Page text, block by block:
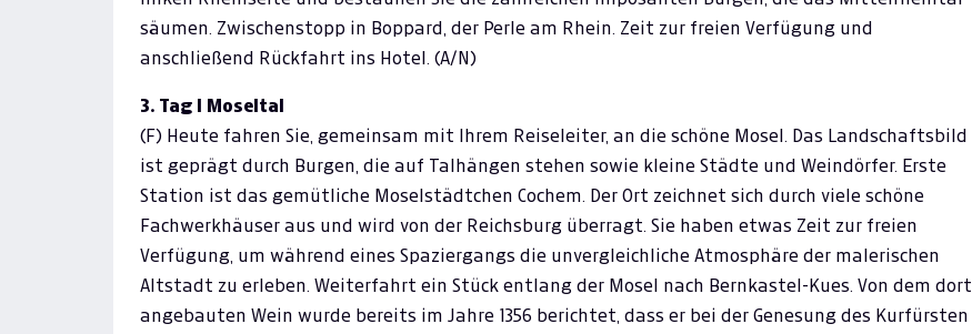
säumen. Zwischenstopp in Boppard, der Perle am Rhein. Zeit zur freien Verfügung und
anschließend Rückfahrt ins Hotel. (A/N)
3. Tag I Moseltal
(F) Heute fahren Sie, gemeinsam mit Ihrem Reiseleiter, an die schöne Mosel. Das Landschaftsbild
ist geprägt durch Burgen, die auf Talhängen stehen sowie kleine Städte und Weindörfer. Erste
Station ist das gemütliche Moselstädtchen Cochem. Der Ort zeichnet sich durch viele schöne
Fachwerkhäuser aus und wird von der Reichsburg überragt. Sie haben etwas Zeit zur freien
Verfügung, um während eines Spaziergangs die unvergleichliche Atmosphäre der malerischen
Altstadt zu erleben. Weiterfahrt ein Stück entlang der Mosel nach Bernkastel-Kues. Von dem dort
angebauten Wein wurde bereits im Jahre 1356 berichtet, dass er bei der Genesung des Kurfürsten